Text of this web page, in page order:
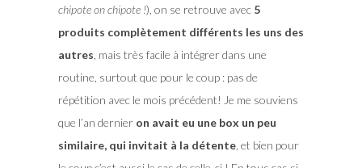
chipote on chipote !), on se retrouve avec 5
produits complètement différents les uns des
autres , mais très facile à intégrer dans une
routine, surtout que pour le coup : pas de
répétition avec le mois précédent! Je me souviens
que l’an dernier on avait eu une box un peu
similaire, qui invitait à la détente, et bien pour